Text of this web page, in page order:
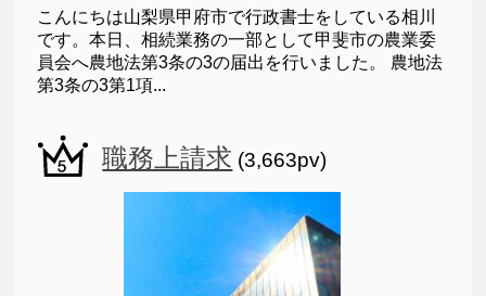
こんにちは山梨県甲府市で行政書士をしている相川
です。本日、相続業務の一部として甲斐市の農業委
員会へ農地法第3条の3の届出を行いました。 農地法
第3条の3第1項...
職務上請求 (3,663pv)